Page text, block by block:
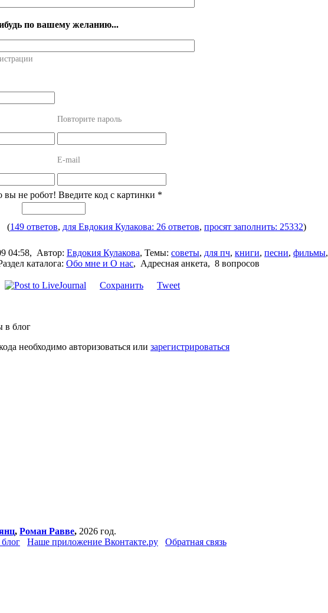
по вашему желанию...
Повторите пароль
E-mail
вы не робот! Введите код с картинки *
(149 ответов, для Евдокия Кулакова: 26 ответов, просят заполнить: 25332)
04:58, Автор: Евдокия Кулакова, Темы: советы, для пч, книги, песни, фильмы,
каталога: Обо мне и О нас, Адресная анкета, 8 вопросов
Сохранить Tweet
в блог
необходимо авторизоваться или зарегистрироваться
, Роман Равве, 2026 год.
Наше приложение Вконтакте.ру Обратная связь